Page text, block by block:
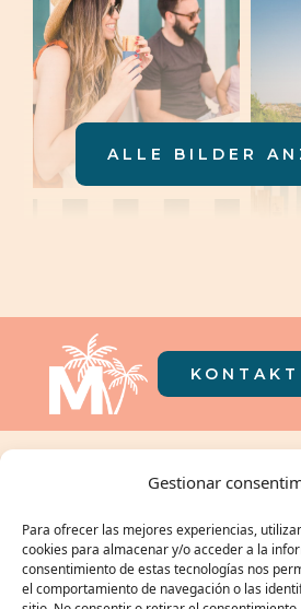
Gestionar
Para ofrecer las mejores experiencias,
cookies para almacenar y/o acceder a la
consentimiento de estas tecnologías nos
el comportamiento de navegación o las
ALLE BILDER
KONTAKT
Camping in
der Tasche